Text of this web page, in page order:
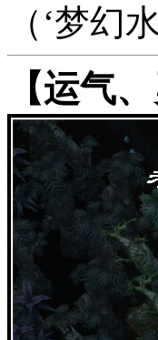
（‘梦幻
【运气